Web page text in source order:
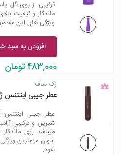
ترکیبی از بوی گل
ماندگار و کیفیت
ویژگی های این
افزودن به سبد
483,000 تومان
ژک ساف
عطر جیبی اینتنس ژک ساف 22
عطر جیبی
شیرین و ترکیبی
میباشد بوی
عنوان مهمترین
شود.